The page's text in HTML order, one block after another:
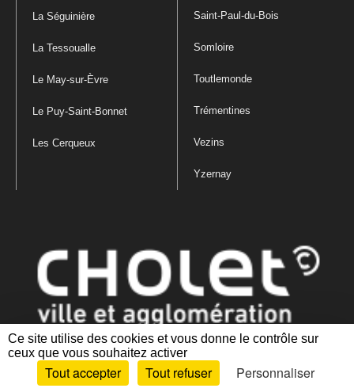
Ce site utilise des cookies et vous donne le contrôle sur
ceux que vous souhaitez activer
Tout accepter Tout refuser
Personnaliser
La Séguinière
La Tessoualle
Le May-sur-Èvre
Le Puy-Saint-Bonnet
Les Cerqueux
Saint-Paul-du-Bois
Somloire
Toutlemonde
Trémentines
Vezins
Yzernay
Mentions légales|Politique de confidentialité
des cookies |Plan du site Accessibilité : partiellement conforme